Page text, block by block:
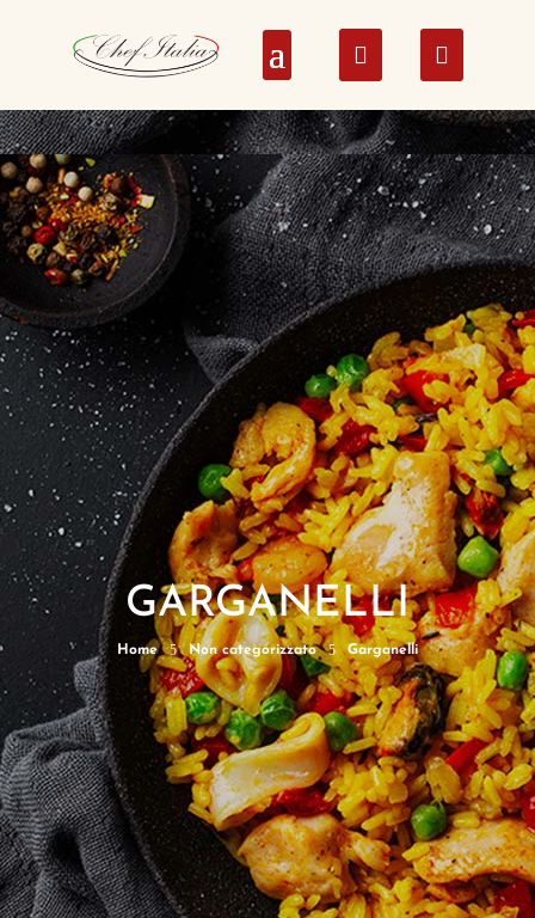
GARGANELLI
Home 5 Non categorizzato 5 Garganelli